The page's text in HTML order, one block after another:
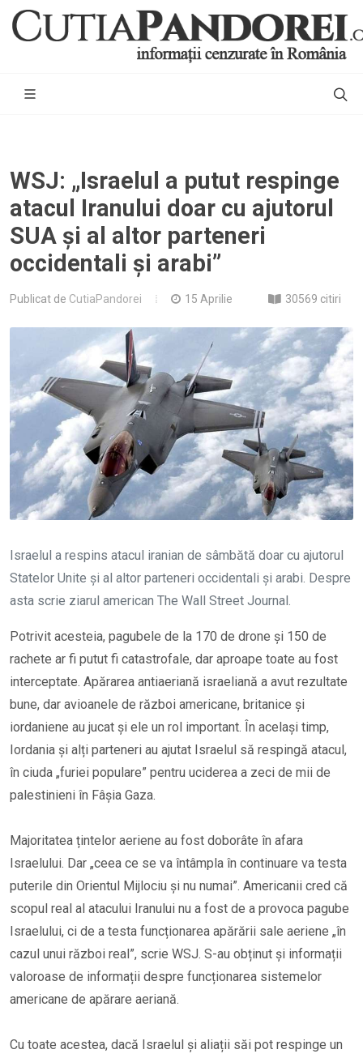
WSJ: „Israelul a putut respinge
atacul Iranului doar cu ajutorul
SUA și al altor parteneri
occidentali și arabi”
Publicat de CutiaPandorei 15 Aprilie 30569 citiri
Israelul a respins atacul iranian de sâmbătă doar cu ajutorul
Statelor Unite și al altor parteneri occidentali și arabi. Despre
asta scrie ziarul american The Wall Street Journal.
Potrivit acesteia, pagubele de la 170 de drone și 150 de
rachete ar fi putut fi catastrofale, dar aproape toate au fost
interceptate. Apărarea antiaeriană israeliană a avut rezultate
bune, dar avioanele de război americane, britanice și
iordaniene au jucat și ele un rol important. În același timp,
Iordania și alți parteneri au ajutat Israelul să respingă atacul,
în ciuda „furiei populare” pentru uciderea a zeci de mii de
palestinieni în Fâșia Gaza.
Majoritatea țintelor aeriene au fost doborâte în afara
Israelului. Dar „ceea ce se va întâmpla în continuare va testa
puterile din Orientul Mijlociu și nu numai”. Americanii cred că
scopul real al atacului Iranului nu a fost de a provoca pagube
Israelului, ci de a testa funcționarea apărării sale aeriene „în
cazul unui război real”, scrie WSJ. S-au obținut și informații
valoroase de informații despre funcționarea sistemelor
americane de apărare aeriană.
Cu toate acestea, dacă Israelul și aliații săi pot respinge un